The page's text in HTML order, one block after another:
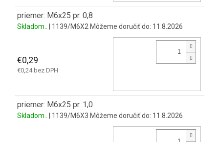
priemer: M6x25 pr. 0,8
Skladom.. | 1139/M6X2 Môžeme doručiť do: 11.8.2026
€0,29
€0,24 bez DPH
priemer: M6x25 pr. 1,0
Skladom.. | 1139/M6X3 Môžeme doručiť do: 11.8.2026